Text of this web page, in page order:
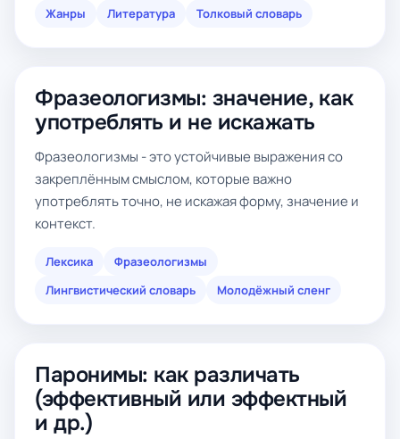
Жанры Литература Толковый словарь
Фразеологизмы: значение, как
употреблять и не искажать
Фразеологизмы - это устойчивые выражения со
закреплённым смыслом, которые важно
употреблять точно, не искажая форму, значение и
контекст.
Лексика
Фразеологизмы
Лингвистический словарь
Молодёжный сленг
Паронимы: как различать
(эффективный или эффектный
и др.)